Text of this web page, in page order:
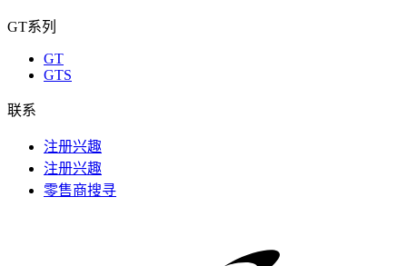
GT系列
GT
GTS
联系
注册兴趣
注册兴趣
零售商搜寻